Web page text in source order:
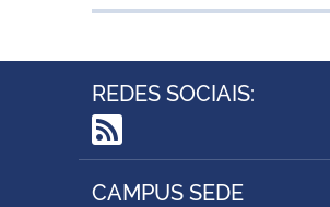
REDES SOCIAIS:
RSS
CAMPUS SEDE